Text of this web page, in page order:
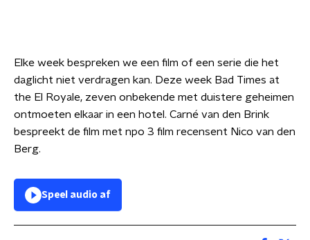
Elke week bespreken we een film of een serie die het
daglicht niet verdragen kan. Deze week Bad Times at
the El Royale, zeven onbekende met duistere geheimen
ontmoeten elkaar in een hotel. Carné van den Brink
bespreekt de film met npo 3 film recensent Nico van den
Berg.
Speel audio af